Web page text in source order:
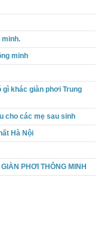
minh.
minh
gì khác giàn phơi Trung
cho các mẹ sau sinh
Hà Nội
PHƠI THÔNG MINH